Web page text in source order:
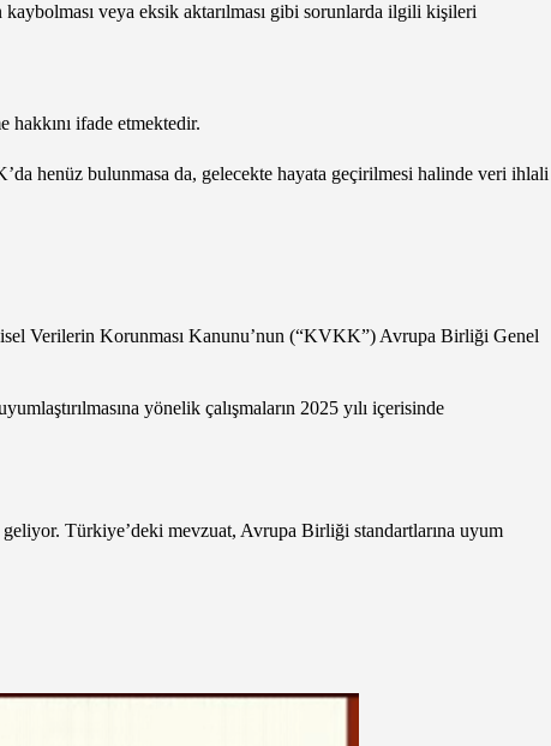
veya eksik aktarılması gibi sorunlarda ilgili kişileri
hakkını ifade etmektedir.
henüz bulunmasa da, gelecekte hayata geçirilmesi halinde veri ihlali
Verilerin Korunması Kanunu’nun (“KVKK”) Avrupa Birliği Genel
yönelik çalışmaların 2025 yılı içerisinde
geliyor. Türkiye’deki mevzuat, Avrupa Birliği standartlarına uyum